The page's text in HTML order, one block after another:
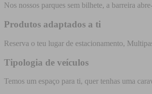
Nos nossos parques sem bilhete, a barreira
Produtos adaptados a ti
Reserva o teu lugar de estacionamento,
Tipologia de veículos
Temos um espaço para ti, quer tenhas uma